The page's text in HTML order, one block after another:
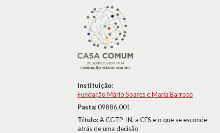
Instituição:
Fundação Mário Soares e Maria Barroso
Pasta:09886.001
Título:A CGTP-IN, a CES e o que se esconde
atrás de uma decisão